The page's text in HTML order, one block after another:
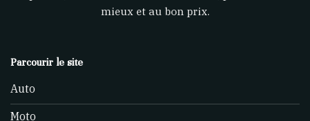
mieux et au bon prix.
Parcourir le site
Auto
Moto